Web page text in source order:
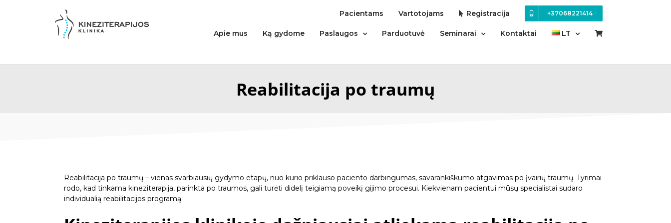
Pacientams Vartotojams Registracija +37068221414
Apie mus Ką gydome Paslaugos Parduotuvė Seminarai Kontaktai LT
Reabilitacija po traumų
Reabilitacija po traumų – vienas svarbiausių gydymo etapų, nuo kurio priklauso paciento darbingumas, savarankiškumo atgavimas po įvairių traumų. Tyrimai
rodo, kad tinkama kineziterapija, parinkta po traumos, gali turėti didelį teigiamą poveikį gijimo procesui. Kiekvienam pacientui mūsų specialistai sudaro
individualią reabilitacijos programą.